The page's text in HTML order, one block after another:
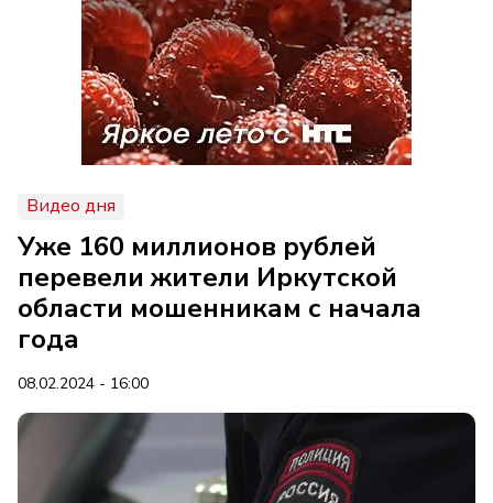
Видео дня
Уже 160 миллионов рублей
перевели жители Иркутской
области мошенникам с начала
года
08.02.2024 - 16:00